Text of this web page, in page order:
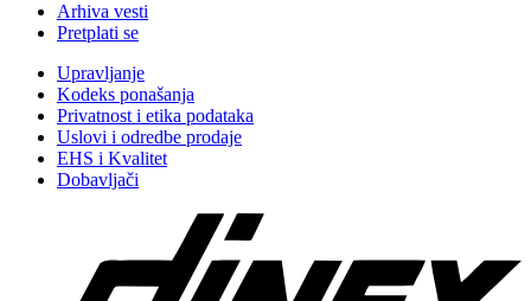
Arhiva vesti
Pretplati se
Upravljanje
Kodeks ponašanja
Privatnost i etika podataka
Uslovi i odredbe prodaje
EHS i Kvalitet
Dobavljači